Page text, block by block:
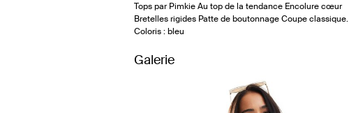
Tops par Pimkie Au top de la tendance Encolure cœur
Bretelles rigides Patte de boutonnage Coupe classique.
Coloris : bleu
Galerie